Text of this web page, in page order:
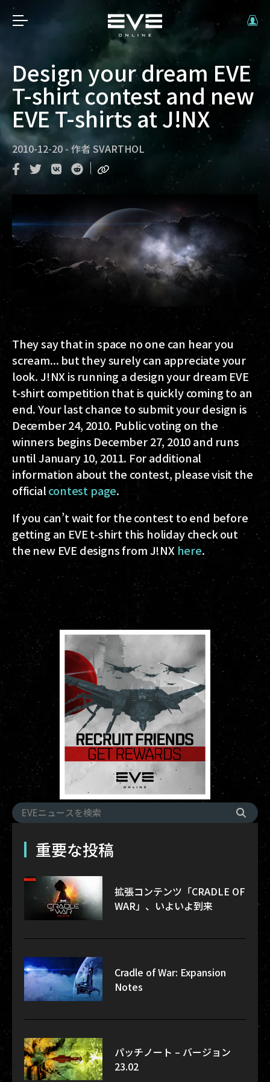
Design your dream EVE
T-shirt contest and new
EVE T-shirts at J!NX
2010-12-20 - 作者 SVARTHOL
They say that in space no one can hear you
scream... but they surely can appreciate your
look. J!NX is running a design your dream EVE
t-shirt competition that is quickly coming to an
end. Your last chance to submit your design is
December 24, 2010. Public voting on the
winners begins December 27, 2010 and runs
until January 10, 2011. For additional
information about the contest, please visit the
officialcontest page.
If you can’t wait for the contest to end before
getting an EVE t-shirt this holiday check out
the new EVE designs from J!NX here.
重要な投稿
拡張コンテンツ「CRADLE OF
WAR」、いよいよ到来
Cradle of War: Expansion
Notes
パッチノート – バージョン
23.02